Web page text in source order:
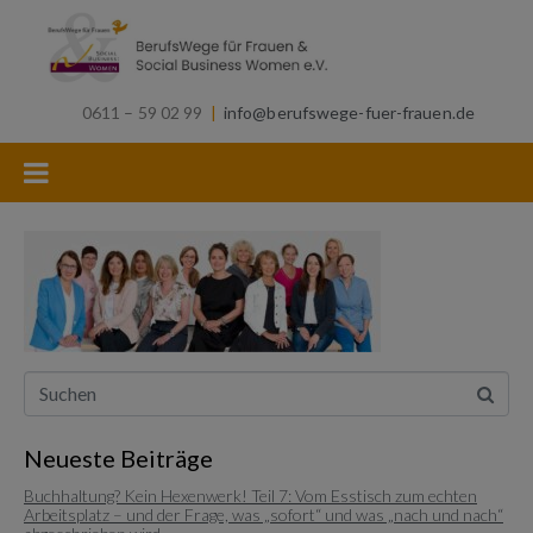
0611 – 59 02 99 | info@berufswege-fuer-frauen.de
Neueste Beiträge
Buchhaltung? Kein Hexenwerk! Teil 7: Vom Esstisch zum echten
Arbeitsplatz – und der Frage, was „sofort“ und was „nach und nach“